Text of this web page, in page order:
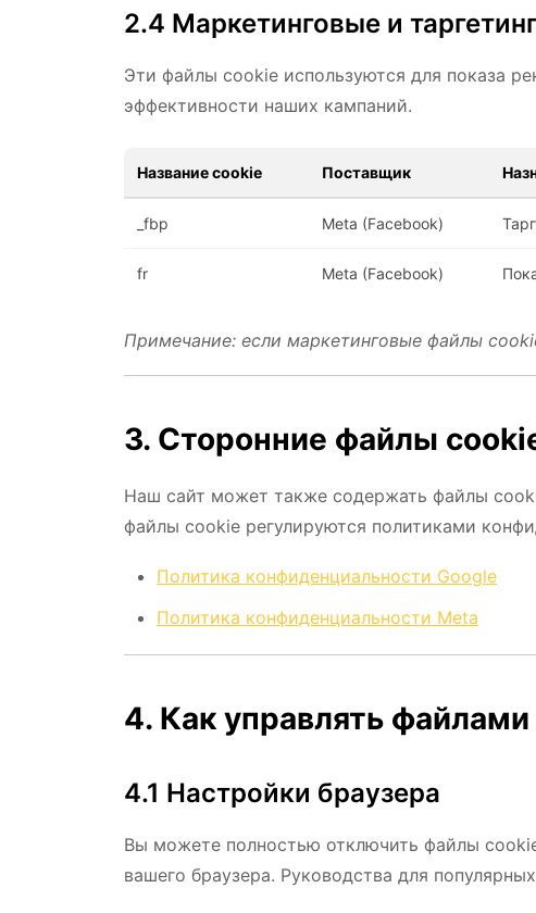
2.4 Маркетинговые и
Эти файлы cookie используются для показа
эффективности наших кампаний.
Название cookie Поставщик
_fbp Meta (Facebook)
fr Meta (Facebook)
Примечание: если маркетинговые файлы
3. Сторонние файлы
Наш сайт может также содержать файлы
файлы cookie регулируются политиками
Политика конфиденциальности Google
Политика конфиденциальности Meta
4. Как управлять
4.1 Настройки браузера
Вы можете полностью отключить файлы
вашего браузера. Руководства для